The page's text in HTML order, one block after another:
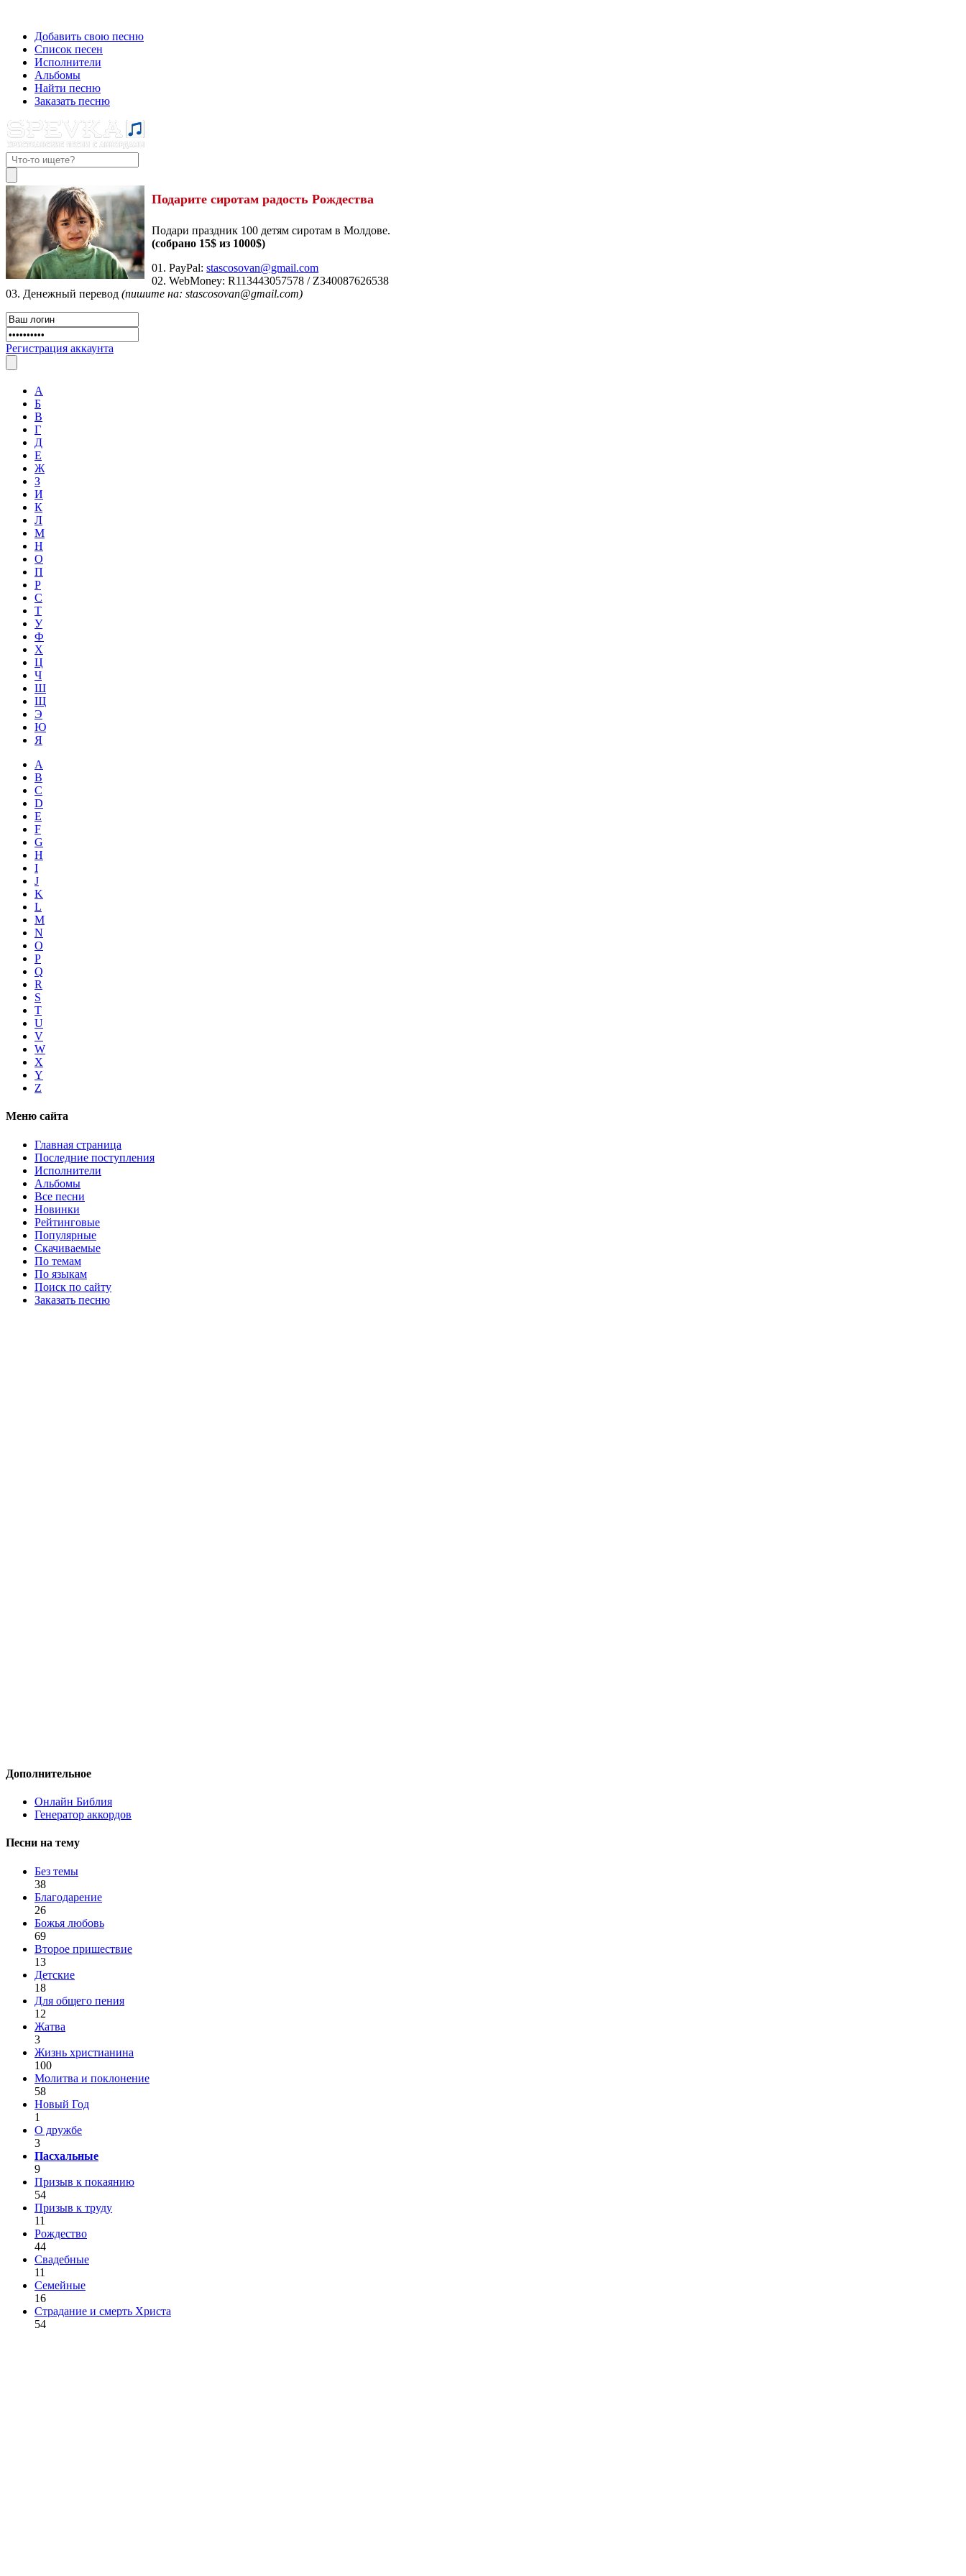
Добавить свою песню
Список песен
Исполнители
Альбомы
Найти песню
Заказать песню
Подарите сиротам радость Рождества
Подари праздник 100 детям сиротам в Молдове.
(собрано 15$ из 1000$)
01. PayPal:stascosovan@gmail.com
02. WebMoney:R113443057578 / Z340087626538
03. Денежный перевод (пишите на: stascosovan@gmail.com)
Регистрация аккаунта
А
Б
В
Г
Д
Е
Ж
З
И
К
Л
М
Н
О
П
Р
С
Т
У
Ф
Х
Ц
Ч
Ш
Щ
Э
Ю
Я
A
B
C
D
E
F
G
H
I
J
K
L
M
N
O
P
Q
R
S
T
U
V
W
X
Y
Z
Меню сайта
Главная страница
Последние поступления
Исполнители
Альбомы
Все песни
Новинки
Рейтинговые
Популярные
Скачиваемые
По темам
По языкам
Поиск по сайту
Заказать песню
Дополнительное
Онлайн Библия
Генератор аккордов
Песни на тему
Без темы
38
Благодарение
26
Божья любовь
69
Второе пришествие
13
Детские
18
Для общего пения
12
Жатва
3
Жизнь христианина
100
Молитва и поклонение
58
Новый Год
1
О дружбе
3
Пасхальные
9
Призыв к покаянию
54
Призыв к труду
11
Рождество
44
Свадебные
11
Семейные
16
Страдание и смерть Христа
54